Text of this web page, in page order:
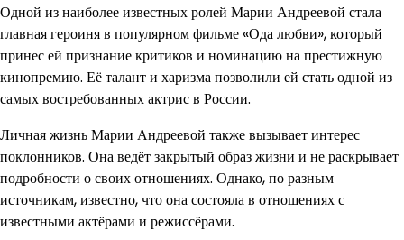
Одной из наиболее известных ролей Марии Андреевой стала
главная героиня в популярном фильме «Ода любви», который
принес ей признание критиков и номинацию на престижную
кинопремию. Её талант и харизма позволили ей стать одной из
самых востребованных актрис в России.
Личная жизнь Марии Андреевой также вызывает интерес
поклонников. Она ведёт закрытый образ жизни и не раскрывает
подробности о своих отношениях. Однако, по разным
источникам, известно, что она состояла в отношениях с
известными актёрами и режиссёрами.